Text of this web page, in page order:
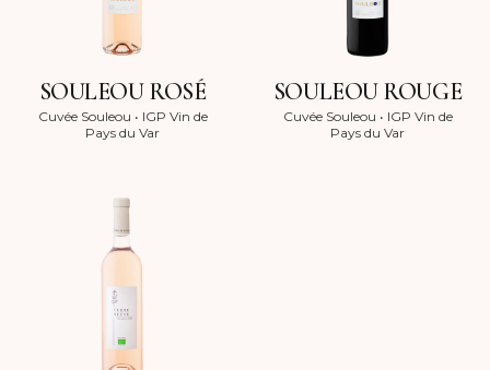
SOULEOU ROSÉ
Cuvée Souleou • IGP Vin de
Pays du Var
SOULEOU ROUGE
Cuvée Souleou • IGP Vin de
Pays du Var